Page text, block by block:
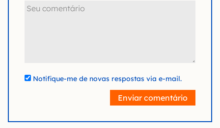
Notifique-me de novas respostas via e-mail.
Enviar comentário